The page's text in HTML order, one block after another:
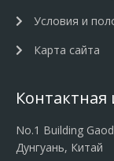
Условия и
Карта сайта
No.1 Building
Дунгуань, Китай